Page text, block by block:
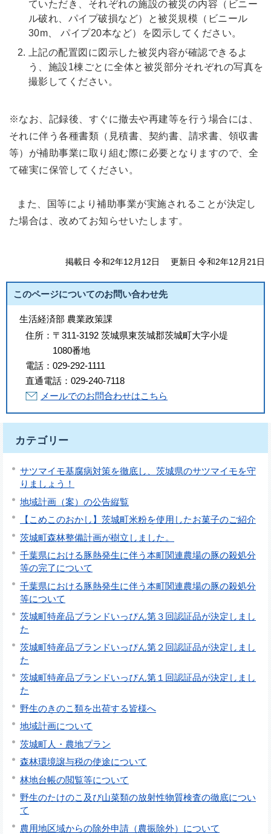
ていただき、それぞれの施設の被災の内容（ビニー
ル破れ、パイプ破損など）と被災規模（ビニール
30m、 パイプ20本など）を図示してください。
上記の配置図に図示した被災内容が確認できるよ
う、施設1棟ごとに全体と被災部分それぞれの写真を
撮影してください。
※なお、記録後、すぐに撤去や再建等を行う場合には、
それに伴う各種書類（見積書、契約書、請求書、領収書
等）が補助事業に取り組む際に必要となりますので、全
て確実に保管してください。
また、国等により補助事業が実施されることが決定し
た場合は、改めてお知らせいたします。
掲載日 令和2年12月12日 更新日 令和2年12月21日
このページについてのお問い合わせ先
生活経済部 農業政策課
住所： 〒311-3192 茨城県東茨城郡茨城町大字小堤
1080番地
電話： 029-292-1111
直通電話： 029-240-7118
メールでのお問合わせはこちら
カテゴリー
サツマイモ基腐病対策を徹底し、茨城県のサツマイモを守
りましょう！
地域計画（案）の公告縦覧
【こめこのおかし】茨城町米粉を使用したお菓子のご紹介
茨城町森林整備計画が樹立しました。
千葉県における豚熱発生に伴う本町関連農場の豚の殺処分
等の完了について
千葉県における豚熱発生に伴う本町関連農場の豚の殺処分
等について
茨城町特産品ブランドいっぴん第３回認証品が決定しまし
た
茨城町特産品ブランドいっぴん第２回認証品が決定しまし
た
茨城町特産品ブランドいっぴん第１回認証品が決定しまし
た
野生のきのこ類を出荷する皆様へ
地域計画について
茨城町人・農地プラン
森林環境譲与税の使途について
林地台帳の閲覧等について
野生のたけのこ及び山菜類の放射性物質検査の徹底につい
て
農用地区域からの除外申請（農振除外）について